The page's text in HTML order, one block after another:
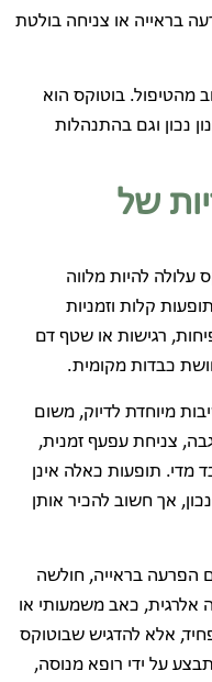
בראייה או צניחה בולטת
מהטיפול. בוטוקס הוא
נכון וגם בהתנהלות
של
עלולה להיות מלווה
קלות וזמניות
רגישות או שטף דם
כבדות מקומית.
מיוחדת לדיוק, משום
צניחת עפעף זמנית,
מדי. תופעות כאלה אינן
אך חשוב להכיר אותן
הפרעה בראייה, חולשה
אלרגית, כאב משמעותי או
אלא להדגיש שבוטוקס
על ידי רופא מנוסה,